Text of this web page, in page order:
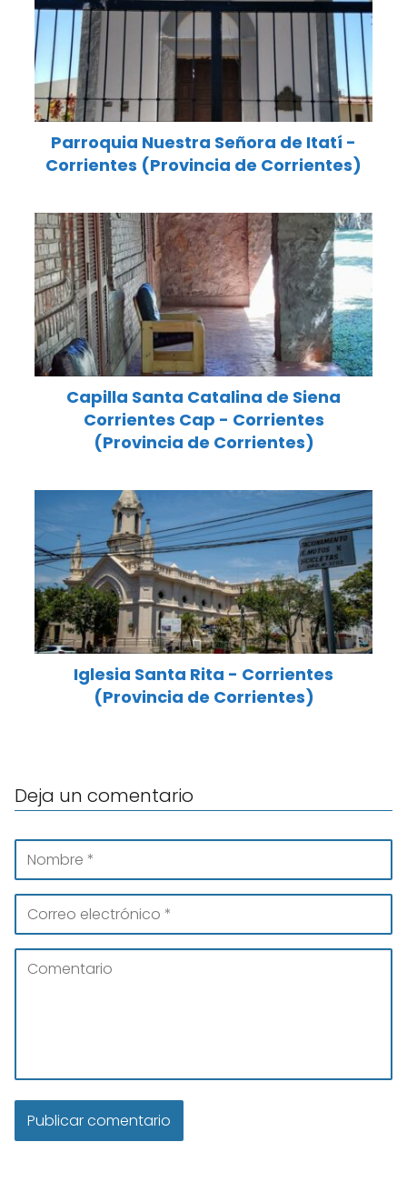
Parroquia Nuestra Señora de Itatí -
Corrientes (Provincia de Corrientes)
Capilla Santa Catalina de Siena
Corrientes Cap - Corrientes
(Provincia de Corrientes)
Iglesia Santa Rita - Corrientes
(Provincia de Corrientes)
Deja un comentario